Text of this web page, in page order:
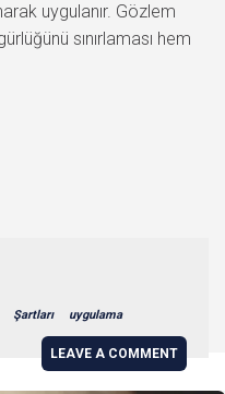
uygulanır. Gözlem
sınırlaması hem
Şartları uygulama
LEAVE A COMMENT